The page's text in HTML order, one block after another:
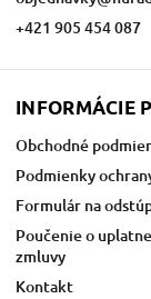
+421 905 454 087
INFORMÁCIE
Obchodné
Podmienky
Formulár na
Poučenie o
zmluvy
Kontakt